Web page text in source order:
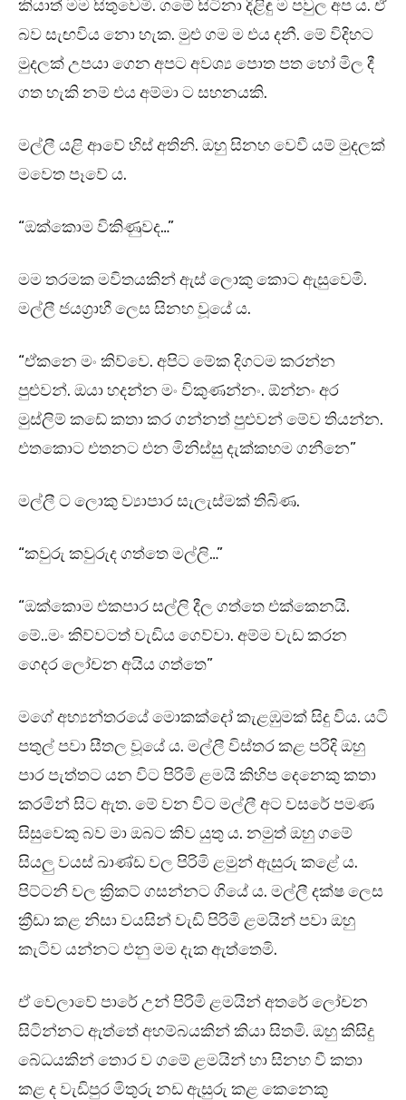
කියාත් මම සිතුවෙමි. ගමේ සිටිනා දිළිඳු ම පවුල අප ය. ඒ
බව සැඟවිය නො හැක. මුළු ගම ම එය දනී. මේ විදිහට
මුදලක් උපයා ගෙන අපට අවශ්‍ය පොත පත හෝ මිල දී
ගත හැකි නම් එය අම්මා ට සහනයකි.
මල්ලී යළි ආවේ හිස් අතිනි. ඔහු සිනහ වෙවී යම් මුදලක්
මවෙත පෑවේ ය.
“ඔක්කොම විකිණුවද…”
මම තරමක මවිතයකින් ඇස් ලොකු කොට ඇසුවෙමි.
මල්ලී ජයග්‍රාහී ලෙස සිනහ වූයේ ය.
“ඒකනෙ මං කිව්වෙ. අපිට මේක දිගටම කරන්න
පුළුවන්. ඔයා හදන්න මං විකුණන්නං. ඕන්නං අර
මුස්ලිම් කඩේ කතා කර ගන්නත් පුළුවන් මේව තියන්න.
එතකොට එතනට එන මිනිස්සු දැක්කහම ගනීනෙ”
මල්ලී ට ලොකු ව්‍යාපාර සැලැස්මක් තිබිණ.
“කවුරු කවුරුද ගත්තෙ මල්ලි…”
“ඔක්කොම එකපාර සල්ලි දීල ගත්තෙ එක්කෙනයි.
මේ..මං කිව්වටත් වැඩිය ගෙව්වා. අම්ම වැඩ කරන
ගෙදර ලෝචන අයිය ගත්තෙ”
මගේ අභ්‍යන්තරයේ මොකක්දෝ කැළඹුමක් සිදු විය. යටි
පතුල් පවා සීතල වූයේ ය. මල්ලී විස්තර කළ පරිදි ඔහු
පාර පැත්තට යන විට පිරිමි ළමයි කිහිප දෙනෙකු කතා
කරමින් සිට ඇත. මේ වන විට මල්ලී අට වසරේ පමණ
සිසුවෙකු බව මා ඔබට කිව යුතු ය. නමුත් ඔහු ගමේ
සියලු වයස් ඛාණ්ඩ වල පිරිමි ළමුන් ඇසුරු කළේ ය.
පිට්ටනි වල ක්‍රිකට් ගසන්නට ගියේ ය. මල්ලී දක්ෂ ලෙස
ක්‍රීඩා කළ නිසා වයසින් වැඩි පිරිමි ළමයින් පවා ඔහු
කැටිව යන්නට එනු මම දැක ඇත්තෙමි.
ඒ වෙලාවේ පාරේ උන් පිරිමි ළමයින් අතරේ ලෝචන
සිටින්නට ඇත්තේ අහම්බයකින් කියා සිතමි. ඔහු කිසිදු
බේධයකින් තොර ව ගමේ ළමයින් හා සිනහ වී කතා
කළ ද වැඩිපුර මිතුරු නඩ ඇසුරු කළ කෙනෙකු